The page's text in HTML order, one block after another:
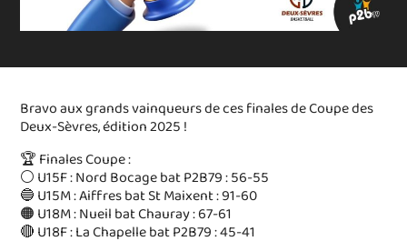
Bravo aux grands vainqueurs de ces finales de Coupe des
Deux-Sèvres, édition 2025 !
🏆 Finales Coupe :
⚪️ U15F : Nord Bocage bat P2B79 : 56-55
🔵 U15M : Aiffres bat St Maixent : 91-60
🟠 U18M : Nueil bat Chauray : 67-61
🔴 U18F : La Chapelle bat P2B79 : 45-41